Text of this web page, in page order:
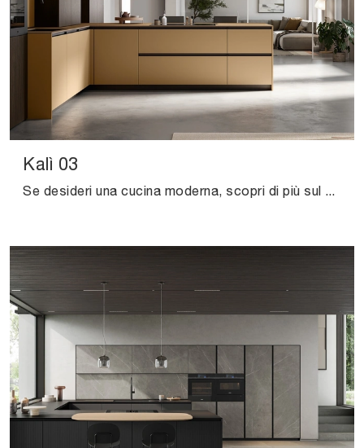
Kalì 03
Se desideri una cucina moderna, scopri di più sul modello Kalì 03 Arredo3.